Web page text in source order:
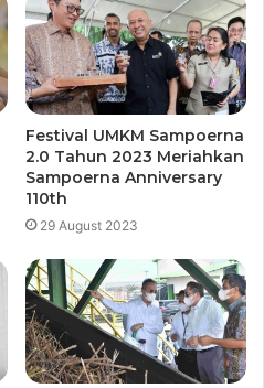
Festival UMKM Sampoerna
2.0 Tahun 2023 Meriahkan
Sampoerna Anniversary
110th
29 August 2023